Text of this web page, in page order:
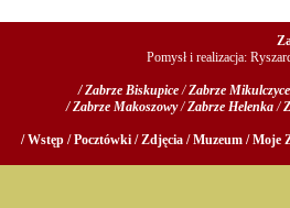
Pomysł i realizacja:
/ Zabrze Biskupice/Zabrze Mikulczyce
/ Zabrze Makoszowy/Zabrze Helenka/
/ Wstęp / Pocztówki / Zdjęcia / Muzeum / Moje